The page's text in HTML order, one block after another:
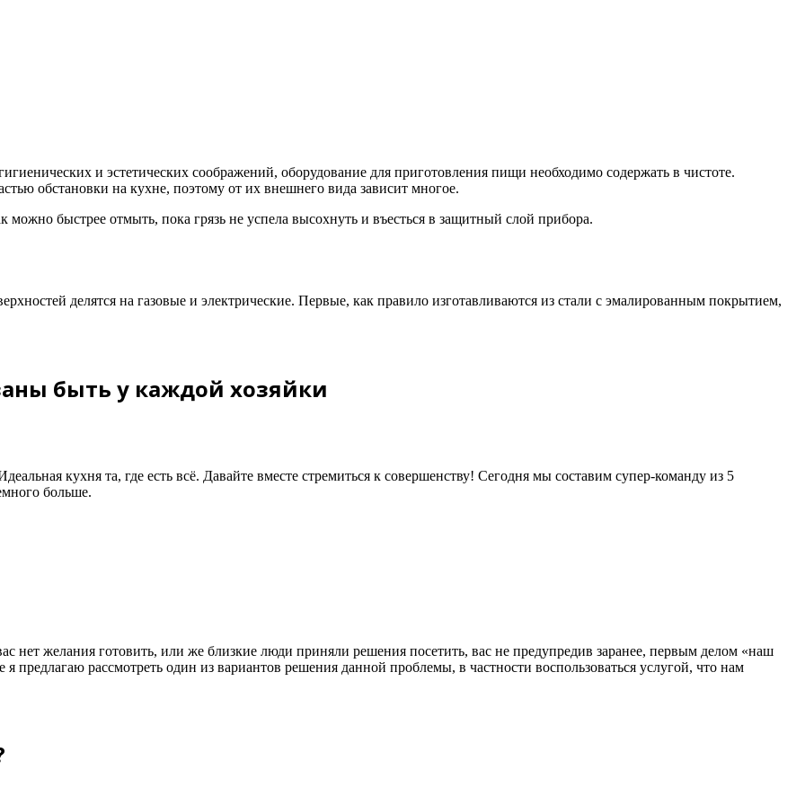
и эстетических соображений, оборудование для приготовления пищи необходимо содержать в чистоте.
обстановки на кухне, поэтому от их внешнего вида зависит многое.
можно быстрее отмыть, пока грязь не успела высохнуть и въесться в защитный слой прибора.
делятся на газовые и электрические. Первые, как правило изготавливаются из стали с эмалированным покрытием,
быть у каждой хозяйки
кухня та, где есть всё. Давайте вместе стремиться к совершенству! Сегодня мы составим супер-команду из 5
больше.
нет желания готовить, или же близкие люди приняли решения посетить, вас не предупредив заранее, первым делом «наш
предлагаю рассмотреть один из вариантов решения данной проблемы, в частности воспользоваться услугой, что нам